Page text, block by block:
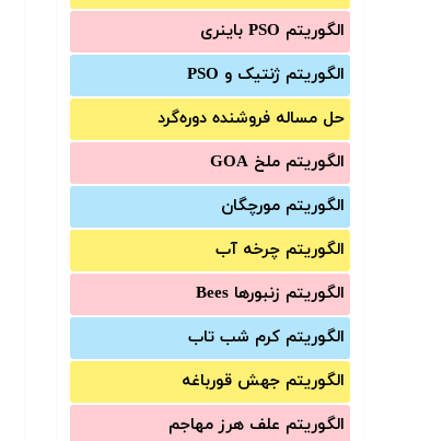
الگوریتم PSO باینری
الگوریتم ژنتیک و PSO
حل مساله فروشنده دوره‌گرد
الگوریتم ملخ GOA
الگوریتم مورچگان
الگوریتم چرخه آب
الگوریتم زنبورها Bees
الگوریتم کرم شب تاب
الگوریتم جهش قورباغه
الگوریتم علف هرز مهاجم